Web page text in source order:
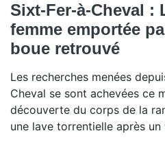
Sixt-Fer-à-Cheval :
femme emportée
boue retrouvé
Les recherches menées
Cheval se sont achevées ce
découverte du corps de la
une lave torrentielle après